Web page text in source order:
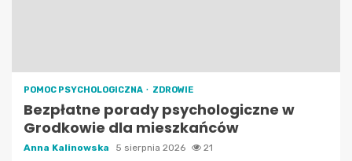
POMOC PSYCHOLOGICZNA ZDROWIE
Bezpłatne porady psychologiczne w
Grodkowie dla mieszkańców
Anna Kalinowska 5 sierpnia 2026 21